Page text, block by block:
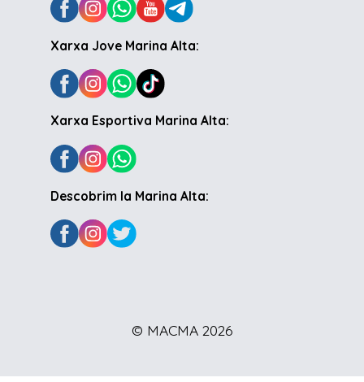
Xarxa Jove Marina Alta:
Xarxa Esportiva Marina Alta:
Descobrim la Marina Alta:
© MACMA 2026